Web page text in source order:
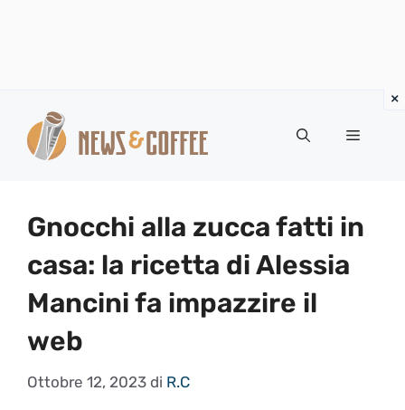
contenuto
Menu
Gnocchi alla zucca fatti in
casa: la ricetta di Alessia
Mancini fa impazzire il
web
Ottobre 12, 2023 di R.C